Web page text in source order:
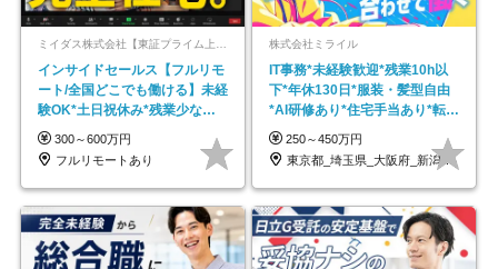
インサイドセールス【フルリモ
ート/全国どこでも働ける】未経
験OK*土日祝休み*残業少なめ*
在宅勤務手当あり
300～600万円
フルリモートあり
株式会社ミライル
IT事務*未経験歓迎*残業10h以
下*年休130日*服装・髪型自由
*AI研修あり*住宅手当あり*転勤
なし
250～450万円
東京都_埼玉県_大阪府_新潟県_福岡県